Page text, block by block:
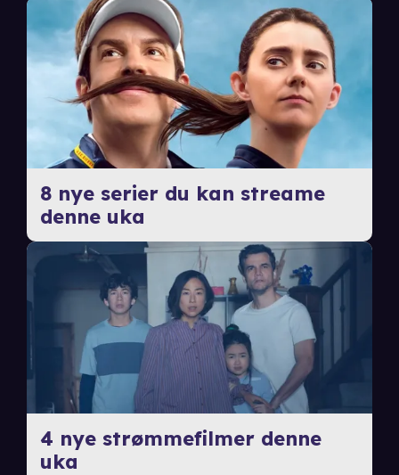
8 nye serier du kan streame
denne uka
4 nye strømmefilmer denne
uka